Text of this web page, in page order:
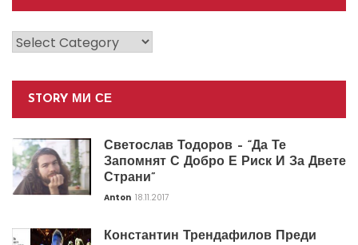
Категории
STORY МИ СЕ
Светослав Тодоров – “Да Те
Запомнят С Добро Е Риск И За Двете
Страни”
Anton 18.11.2017
Константин Трендафилов Преди